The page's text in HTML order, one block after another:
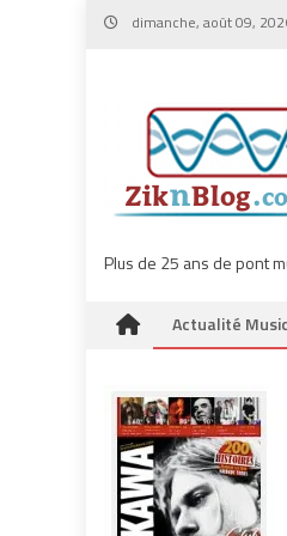
Skip
dimanche, août 09,
Plus de 25 ans de pont
Actualité